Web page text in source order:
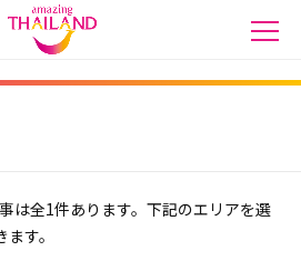
は全1件あります。下記のエリアを選
す。